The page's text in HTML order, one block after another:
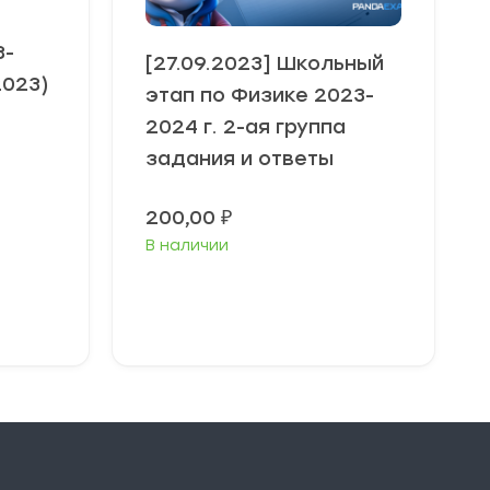
[27.09.2023] Школьный
этап по Физике 2023-
2024 г. 2-ая группа
задания и ответы
200,00 ₽
В наличии